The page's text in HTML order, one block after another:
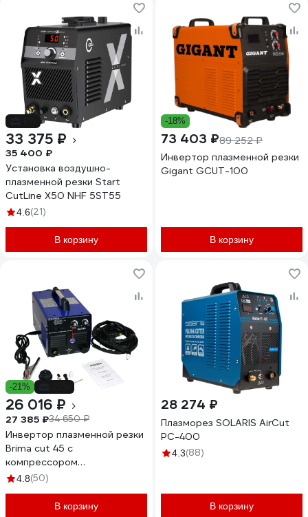
33 375 ₽
35 400 ₽
Установка воздушно-
плазменной резки Start
CutLine X50 NHF 5ST55
4.6(21)
В корзину
-18%
73 403 ₽89 252 ₽
Инвертор плазменной резки
Gigant GCUT-100
В корзину
-21%
26 016 ₽
27 385 ₽34 650 ₽
Инвертор плазменной резки
Brima cut 45 с
компрессором
НП000001237
4.8(50)
В корзину
28 274 ₽
Плазморез SOLARIS AirCut
PC-400
4.3(88)
В корзину